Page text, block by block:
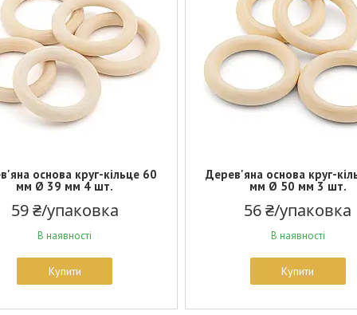
основа круг-кільце 60
мм Ø 39 мм 4 шт.
59 ₴/упаковка
В наявності
Купити
Дерев'яна основа круг-
мм Ø 50 мм 3 шт.
56 ₴/упаковка
В наявності
Купити